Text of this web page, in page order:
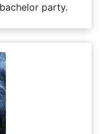
party.